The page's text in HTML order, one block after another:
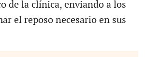
de la clínica, enviando a los
el reposo necesario en sus